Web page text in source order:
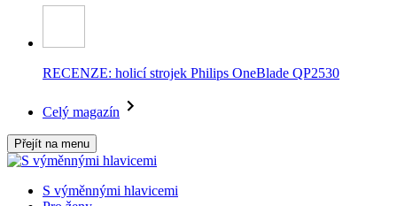
RECENZE: holicí strojek Philips OneBlade QP2530
Celý magazín
Přejít na menu
S výměnnými hlavicemi